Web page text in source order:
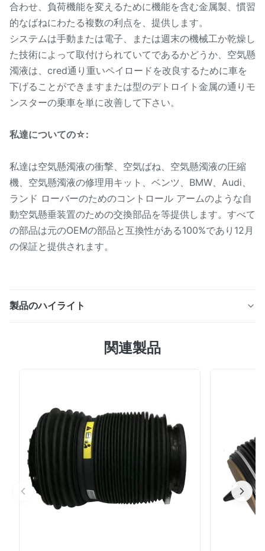
合わせ、負荷機能を変えるために機能を含む金属製、慣習
的なばねにわたる複数の利点を、提供します。
システムは手動または電子、または週末の機械工か乾燥し
た技術によって取付けられていてであるかどうか、空気懸
濁液は、cred通り重いペイロードを改良するために車を
下げることができますまたは型のデトロイト金属の通りモ
ンスターの乗車を単に改善して下さい。
私達についての☆:
私達は空気懸濁液の衝撃、空気ばね、空気懸濁液の圧縮
機、空気懸濁液の修理用キット、ベンツ、BMW、Audi、
ランド ローバーのためのコントロール アームのような自
動空気懸垂装置のための交換部品を等提供します。すべて
の部品は元のOEMの部品と互換性がある100%であり12月
の保証と提供されます。
製品のハイライト
空気懸濁液の衝撃の修理用キット ☆の詳細な説明: 製品
37126785535;37126785535
37126785536;37126785536 モデルNO:
37126785537;37126785537
37126785538;37126785538
37126785535;37126785535
37126785536;37126785536 適用: BMW E65 ...
関連製品